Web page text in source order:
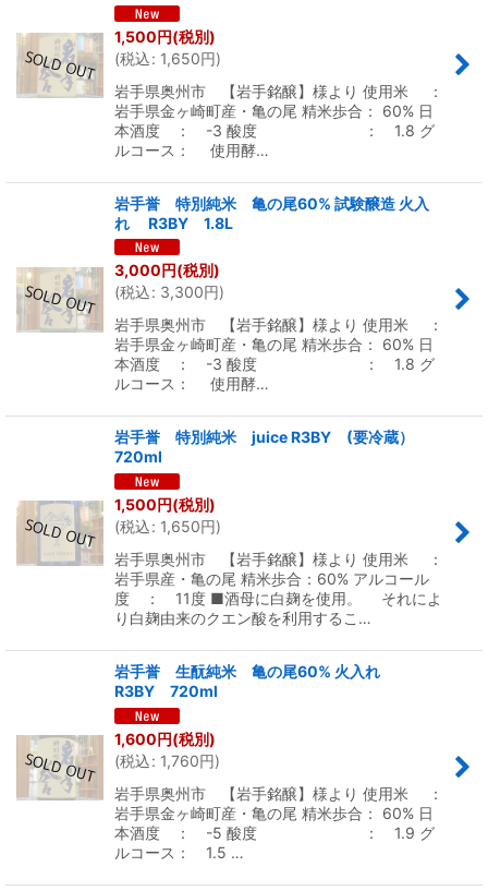
1,500円(税別)
(税込: 1,650円)
岩手県奥州市 【岩手銘醸】様より 使用米 ：
岩手県金ヶ崎町産・亀の尾 精米歩合： 60% 日
本酒度 ： -3 酸度 ： 1.8 グ
ルコース： 使用酵…
岩手誉 特別純米 亀の尾60% 試験醸造 火入
れ R3BY 1.8L
3,000円(税別)
(税込: 3,300円)
岩手県奥州市 【岩手銘醸】様より 使用米 ：
岩手県金ヶ崎町産・亀の尾 精米歩合： 60% 日
本酒度 ： -3 酸度 ： 1.8 グ
ルコース： 使用酵…
岩手誉 特別純米 juice R3BY (要冷蔵）
720ml
1,500円(税別)
(税込: 1,650円)
岩手県奥州市 【岩手銘醸】様より 使用米 ：
岩手県産・亀の尾 精米歩合：60% アルコール
度 ： 11度 ■酒母に白麹を使用。 それによ
り白麹由来のクエン酸を利用するこ…
岩手誉 生酛純米 亀の尾60% 火入れ
R3BY 720ml
1,600円(税別)
(税込: 1,760円)
岩手県奥州市 【岩手銘醸】様より 使用米 ：
岩手県金ヶ崎町産・亀の尾 精米歩合： 60% 日
本酒度 ： -5 酸度 ： 1.9 グ
ルコース： 1.5 …